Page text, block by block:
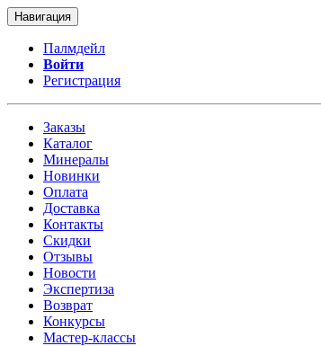
Навигация
Палмдейл
Войти
Регистрация
Заказы
Каталог
Минералы
Новинки
Оплата
Доставка
Контакты
Скидки
Отзывы
Новости
Экспертиза
Возврат
Конкурсы
Мастер-классы